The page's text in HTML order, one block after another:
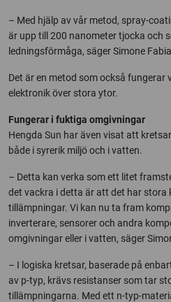
– Med hjälp av vår metod, spray-
är upp till 200 nanometer tjocka och
ledningsförmåga, säger Simone
Det är en metod som också fungerar
elektronik över stora ytor.
Fungerar i fuktiga omgivningar
Hengda Sun har även visat att
både i syrerik miljö och i vatten.
– Detta kan verka som ett litet
det vackra i detta är att det har stora
tillämpningar. Vi kan nu ta fram
inverterare, sensorer och andra
omgivningar eller i vatten, säger
– I logiska kretsar, baserade på
av p-typ, krävs resistanser som tar
tillämpningarna. Med ett n-typ-